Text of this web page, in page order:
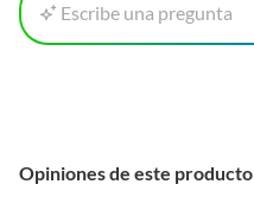
Escribe una pregunta
Opiniones de este producto